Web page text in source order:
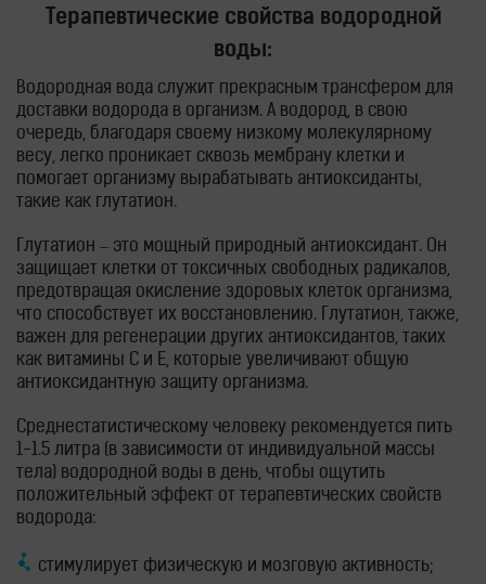
Терапевтические свойства водородной
воды:
Водородная вода служит прекрасным трансфером для
доставки водорода в организм. А водород, в свою
очередь, благодаря своему низкому молекулярному
весу, легко проникает сквозь мембрану клетки и
помогает организму вырабатывать антиоксиданты,
такие как глутатион.
Глутатион – это мощный природный антиоксидант. Он
защищает клетки от токсичных свободных радикалов,
предотвращая окисление здоровых клеток организма,
что способствует их восстановлению.
Глутатион, также,
важен для регенерации других антиоксидантов, таких
как витамины С и Е, которые увеличивают общую
антиоксидантную защиту организма.
Среднестатистическому человеку рекомендуется пить
1-1.5 литра (в зависимости от индивидуальной массы
тела) водородной воды в день, чтобы ощутить
положительный эффект от терапевтических свойств
водорода:
стимулирует физическую и мозговую активность;